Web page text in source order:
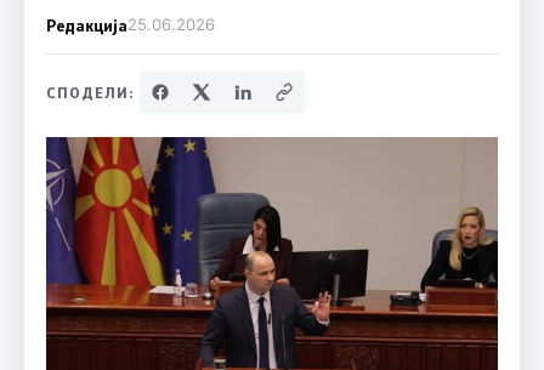
Редакција25.06.2026
СПОДЕЛИ: